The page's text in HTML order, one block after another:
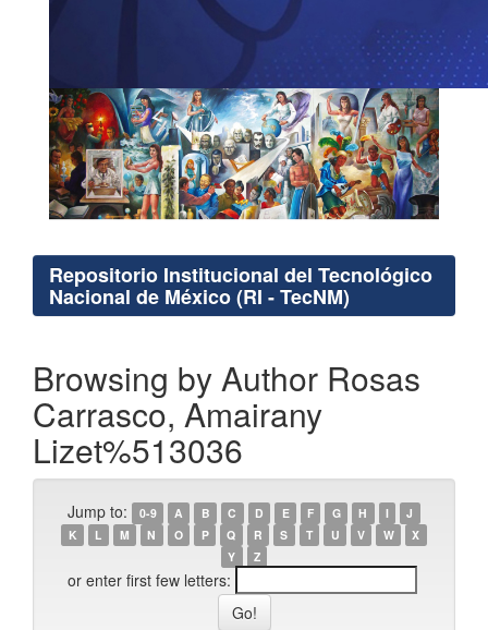
Repositorio Institucional del Tecnológico
Nacional de México (RI - TecNM)
Browsing by Author Rosas
Carrasco, Amairany
Lizet%513036
Jump to: 0-9 A B C D E F G H I
J
K
L M N O P Q R S T U V W
X
Y
Z
or enter first few letters: